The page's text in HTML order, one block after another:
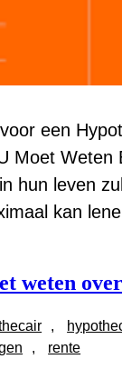
een
Moet Weten
hun leven
kan
weten
,
, rente